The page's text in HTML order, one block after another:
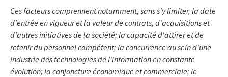
Ces facteurs comprennent notamment, sans s'y limiter, la date
d'entrée en vigueur et la valeur de contrats, d'acquisitions et
d'autres initiatives de la société; la capacité d'attirer et de
retenir du personnel compétent; la concurrence au sein d'une
industrie des technologies de l'information en constante
évolution; la conjoncture économique et commerciale; le